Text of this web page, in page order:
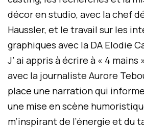
décor en studio, avec la chef
Haussler, et le travail sur les
graphiques avec la DA Elodie
J’ ai appris à écrire à « 4 mains
avec la journaliste Aurore
place une narration qui
une mise en scène
m’inspirant de l’énergie et du